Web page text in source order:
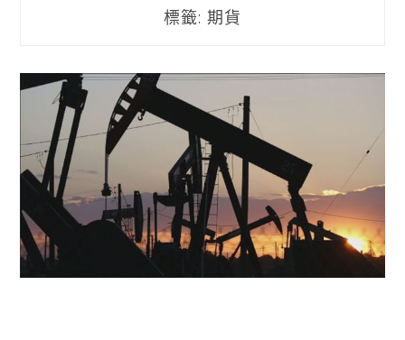
標籤: 期貨